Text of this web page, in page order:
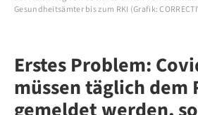
Gesundheitsämter bis zum RKI (Grafik:
Erstes Problem:
müssen täglich dem